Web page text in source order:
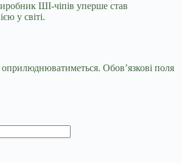
ШІ-чіпів уперше став
у світі.
Обов’язкові поля